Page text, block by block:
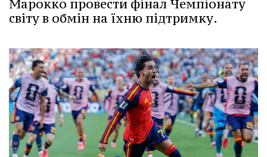
Марокко провести фінал Чемпіонату
світу в обмін на їхню підтримку.